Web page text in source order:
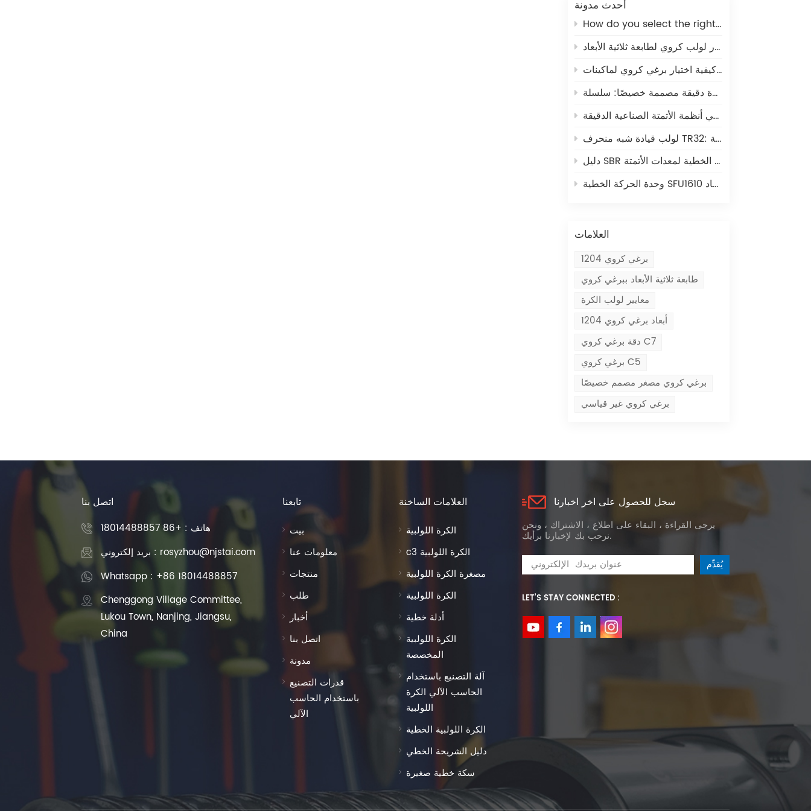
أحدث مدونة
How do you select the right ball screw for a linear actuator application?
كيفية اختيار لولب كروي لطابعة ثلاثية الأبعاد
كيفية اختيار برغي كروي لماكينات CNC
برغي كروي: المكون الأساسي للحركة الخطية في أنظمة الأتمتة الصناعية الدقيقة
لولب قيادة شبه منحرف TR32: حل فعال من حيث التكلفة للحركة الخطية لأتمتة المهام الخفيفة
دليل SBR الخطي: حل متكامل مفتوح للحركة الخطية لمعدات الأتمتة
وحدة الحركة الخطية SFU1610 ذات البرغي الكروي: الحل الأمثل للحركة الخطية في أنظمة التحكم الرقمي الحاسوبي والطباعة ثلاثية الأبعاد
العلامات
برغي كروي 1204
طابعة ثلاثية الأبعاد ببرغي كروي
معايير لولب الكرة
أبعاد برغي كروي 1204
دقة برغي كروي C7
برغي كروي C5
برغي كروي مصغر مصمم خصيصًا
برغي كروي غير قياسي
اتصل بنا
هاتف : +86 18014488857
بريد إلكتروني : rosyzhou@njstai.com
Whatsapp : +86 18014488857
Chenggong Village Committee,
Lukou Town, Nanjing, Jiangsu,
China
تابعنا
بيت
معلومات عنا
منتجات
طلب
أخبار
اتصل بنا
مدونة
قدرات التصنيع
باستخدام الحاسب
الآلي
العلامات الساخنة
الكرة اللولبية
c3 الكرة اللولبية
مصغرة الكرة اللولبية
الكرة اللولبية
أدلة خطية
الكرة اللولبية
المخصصة
آلة التصنيع باستخدام
الحاسب الآلي الكرة
اللولبية
الكرة اللولبية الخطية
دليل الشريحة الخطي
سكة خطية صغيرة
سجل للحصول على اخر اخبارنا
يرجى القراءة ، البقاء على اطلاع ، الاشتراك ، ونحن
نرحب بك لإخبارنا برأيك.
LET’S STAY CONNECTED :